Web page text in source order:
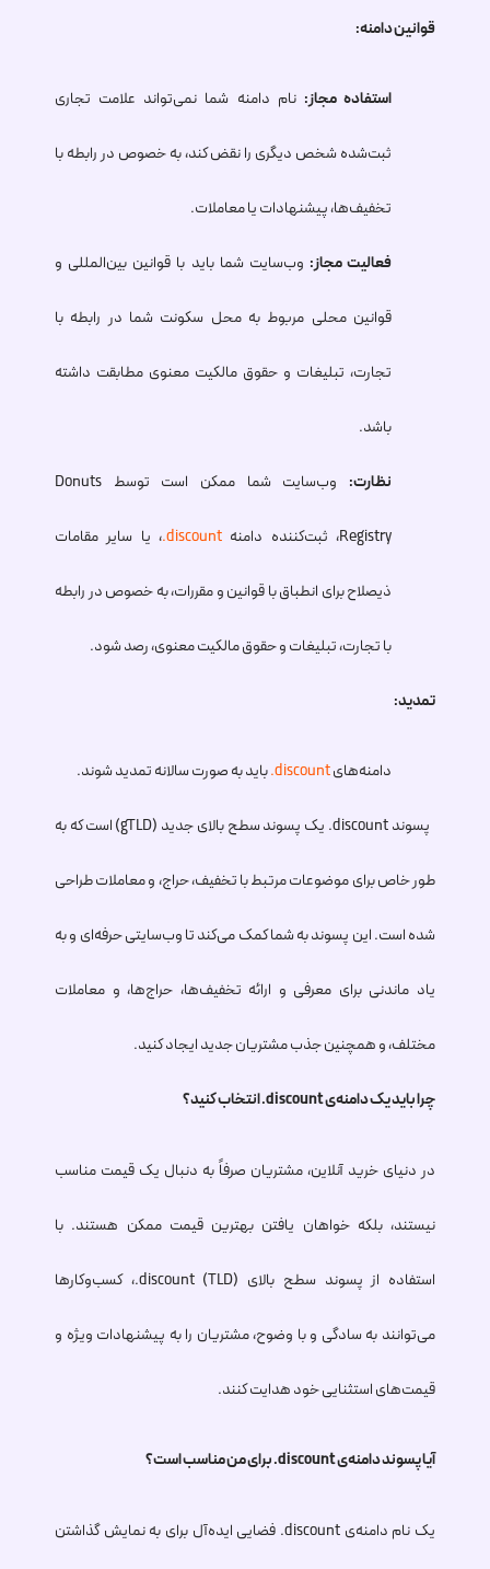
قوانین دامنه:
استفاده مجاز: نام دامنه شما نمی‌تواند علامت تجاری
ثبت‌شده شخص دیگری را نقض کند، به خصوص در رابطه با
تخفیف‌ها، پیشنهادات یا معاملات.
فعالیت مجاز: وب‌سایت شما باید با قوانین بین‌المللی و
قوانین محلی مربوط به محل سکونت شما در رابطه با
تجارت، تبلیغات و حقوق مالکیت معنوی مطابقت داشته
باشد.
نظارت: وب‌سایت شما ممکن است توسط Donuts
Registry، ثبت‌کننده دامنه .discount، یا سایر مقامات
ذیصلاح برای انطباق با قوانین و مقررات، به خصوص در رابطه
با تجارت، تبلیغات و حقوق مالکیت معنوی، رصد شود.
تمدید:
دامنه‌های.discountباید به صورت سالانه تمدید شوند.
پسوند.discount یک پسوند سطح بالای جدید (gTLD) است که به
طور خاص برای موضوعات مرتبط با تخفیف، حراج، و معاملات طراحی
شده است. این پسوند به شما کمک می‌کند تا وب‌سایتی حرفه‌ای و به
یاد ماندنی برای معرفی و ارائه تخفیف‌ها، حراج‌ها، و معاملات
مختلف، و همچنین جذب مشتریان جدید ایجاد کنید.
چرا باید یک دامنه‌ی.discountانتخاب کنید؟
در دنیای خرید آنلاین، مشتریان صرفاً به دنبال یک قیمت مناسب
نیستند، بلکه خواهان یافتن بهترین قیمت ممکن هستند. با
استفاده از پسوند سطح بالای (TLD) .discount، کسب‌وکارها
می‌توانند به سادگی و با وضوح، مشتریان را به پیشنهادات ویژه و
قیمت‌های استثنایی خود هدایت کنند.
آیا پسوند دامنه‌ی.discountبرای من مناسب است؟
یک نام دامنه‌ی .discount فضایی ایده‌آل برای به نمایش گذاشتن